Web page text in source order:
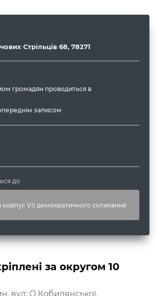
Стрільців 68, 78271
громадян проводиться в
записом
до
корпус VII демократичного скликання
за округом 10
вул: О.Кобилянської,